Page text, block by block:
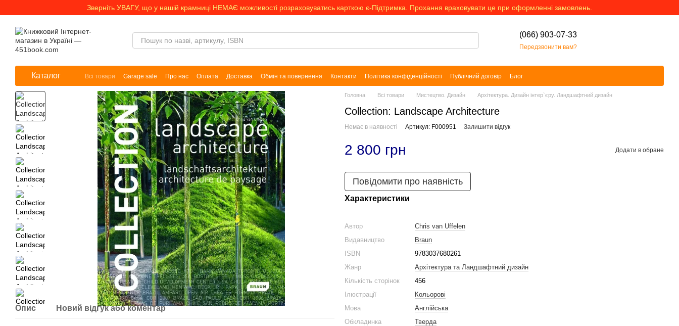
Перейти до основного контентуЗверніть УВАГУ, що у нашій крамниці НЕМАЄ можливості розраховуватись карткою є-Підтримка. Прохання враховувати це при оформленні замовлень.
(066) 903-07-33
Передзвонити вам?
Каталог Всі товари Garage sale Про нас Оплата Доставка Обмін та повернення Контакти Політика конфіденційності Публічний договір Блог
Опис Новий відгук або коментар
Головна Всі товари Мистецтво. Дизайн Архітектура. Дизайн інтер`єру. Ландшафтний дизайн
Collection: Landscape Architecture
Немає в наявності Артикул: F000951 Залишити відгук
2 800 грн Додати в обране
Повідомити про наявність
Характеристики
Автор
Chris van Uffelen
Видавництво
Braun
ISBN
9783037680261
Жанр
Архітектура та Ландшафтний дизайн
Кількість сторінок
456
Ілюстрації
Кольорові
Мова
Англійська
Обкладинка
Тверда